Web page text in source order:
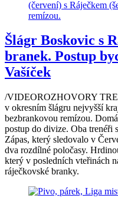
Šlágr Boskovic s
branek. Postup
Vašíček
/VIDEOROZHOVORY
v okresním šlágru nejvyšší
bezbrankovou remízou.
postup do divize. Oba trenéři
Zápas, který sledovalo v
dva rozdílné poločasy.
který v posledních vteřinách
ráječkovské branky.